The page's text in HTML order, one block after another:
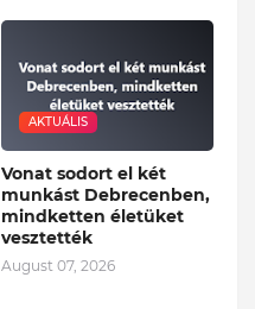
AKTUÁLIS
Vonat sodort el két
munkást Debrecenben,
mindketten életüket
vesztették
August 07, 2026